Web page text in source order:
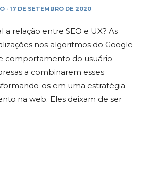
- 17 DE SETEMBRO DE 2020
a relação entre SEO e UX? As
nos algoritmos do Google
comportamento do usuário
a combinarem esses
os em uma estratégia
na web. Eles deixam de ser